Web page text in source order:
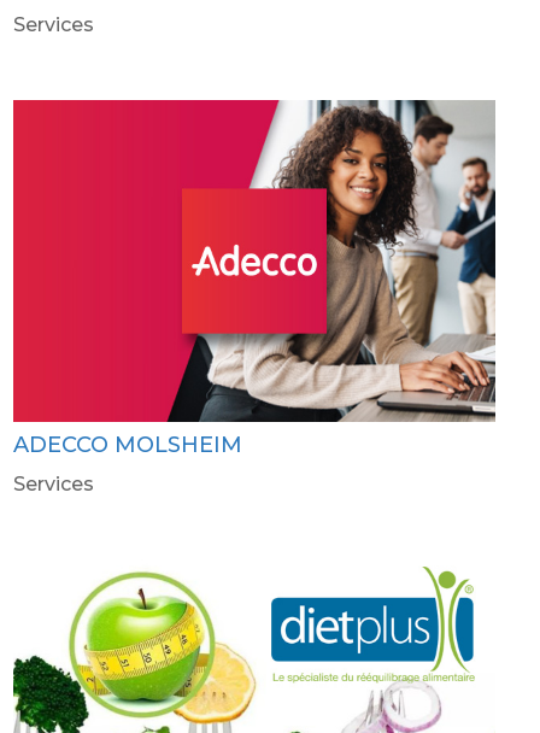
Services
ADECCO MOLSHEIM
Services